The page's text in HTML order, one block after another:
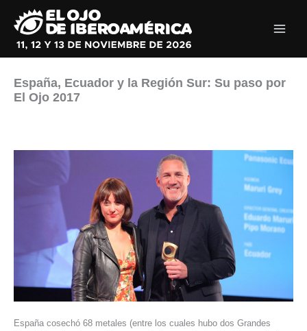
contenido
España, Ecuador y la Región Sur: Su paso por
El Ojo 2017
España cosechó 68 metales (entre los cuales hubo dos Grandes